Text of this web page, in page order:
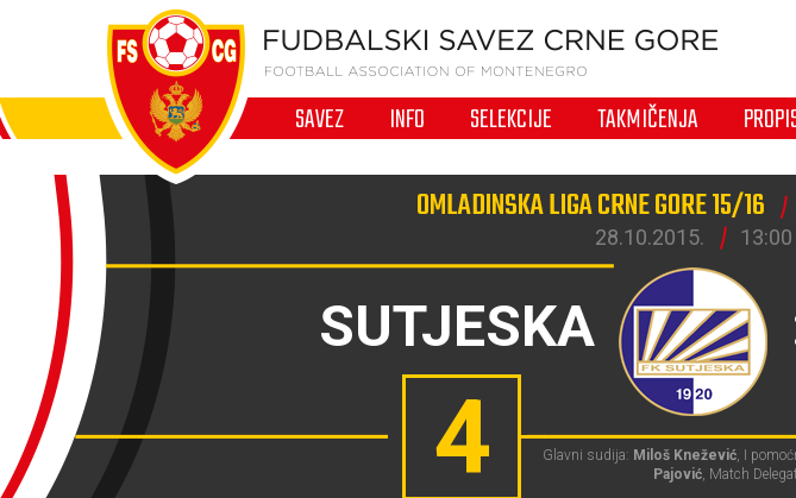
SAVEZ INFO SELEKCIJE TAKMIČENJA
OMLADINSKA LIGA CRNE GORE 15/16
28.10.2015.
13:00
SUTJESKA
4 Glavni sudija: Miloš Knežević, I
Pajović, Match